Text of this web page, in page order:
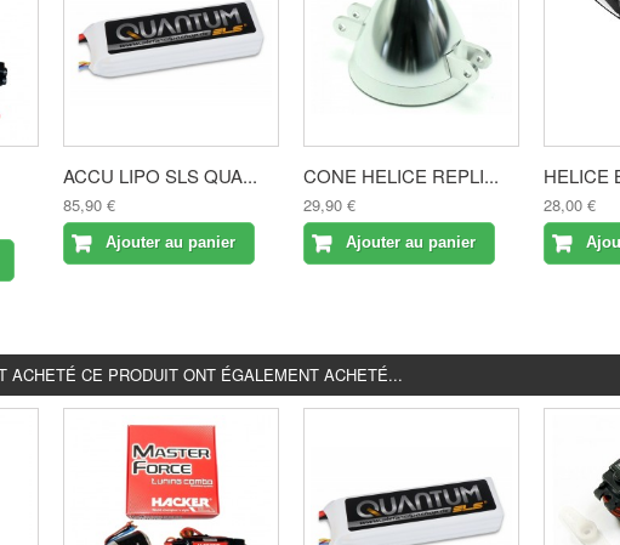
ACCU LIPO SLS QUA...
85,90 €
Ajouter au panier
CONE HELICE REPLI...
29,90 €
Ajouter au panier
HELICE
28,00 €
ACHETÉ CE PRODUIT ONT ÉGALEMENT ACHETÉ...